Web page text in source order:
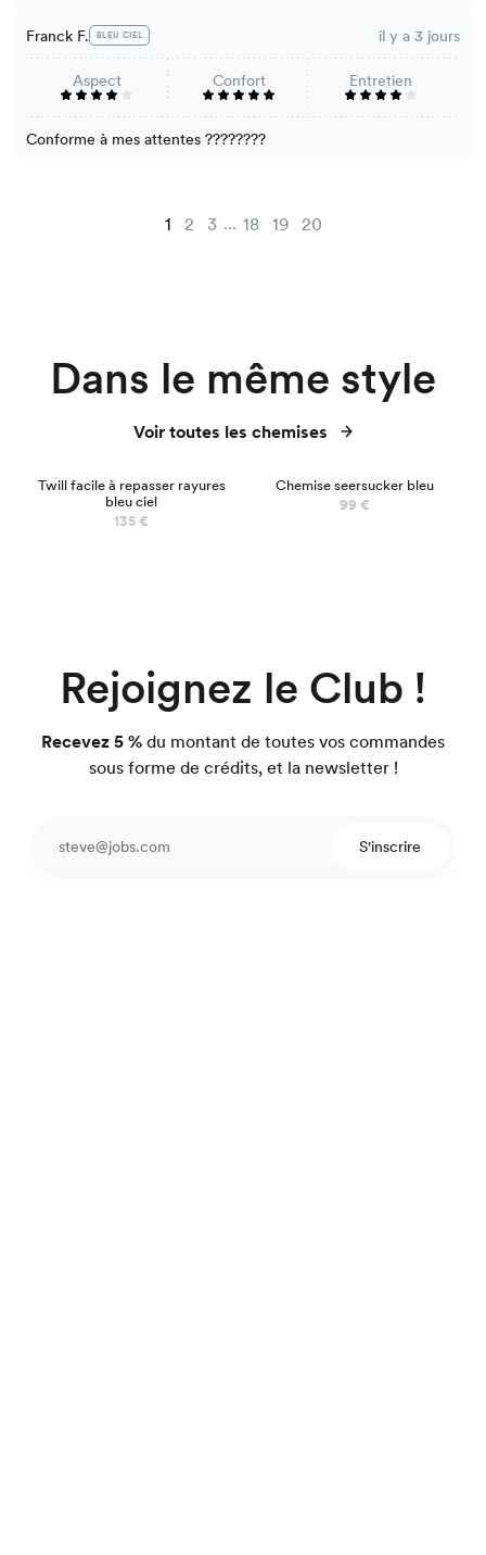
Franck F. BLEU CIEL il y a 3 jours
Aspect Confort Entretien
Conforme à mes attentes ????????
1 2 3 ... 18 19 20
Dans le même style
Voir toutes les chemises
Twill facile à repasser rayures
bleu ciel
135 €
Chemise seersucker bleu
99 €
Rejoignez le Club !
Recevez 5 % du montant de toutes vos commandes
sous forme de crédits, et la newsletter !
S'inscrire